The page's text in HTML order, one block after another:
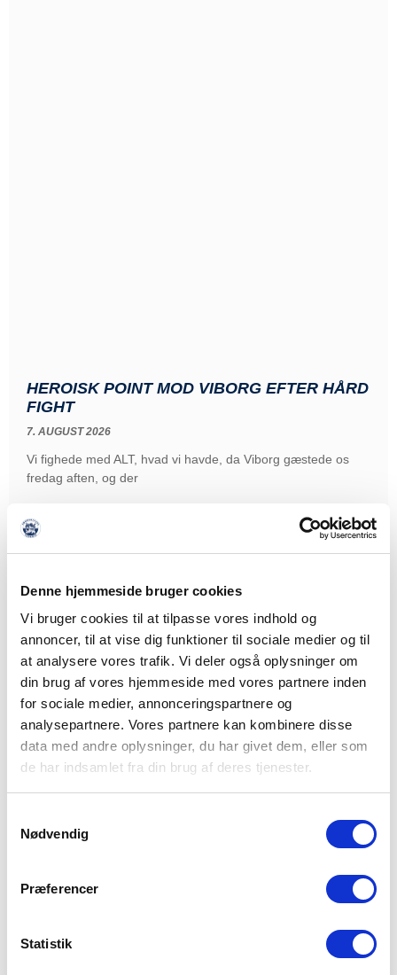
Denne hjemmeside bruger cookies
Vi bruger cookies til at tilpasse vores indhold og
annoncer, til at vise dig funktioner til sociale medier og til
at analysere vores trafik. Vi deler også oplysninger om
din brug af vores hjemmeside med vores partnere inden
for sociale medier, annonceringspartnere og
analysepartnere. Vores partnere kan kombinere disse
data med andre oplysninger, du har givet dem, eller som
de har indsamlet fra din brug af deres tjenester.
Nødvendig
Præferencer
Statistik
HEROISK POINT MOD VIBORG EFTER HÅRD
FIGHT
7. AUGUST 2026
Vi fighede med ALT, hvad vi havde, da Viborg gæstede os
fredag aften, og der